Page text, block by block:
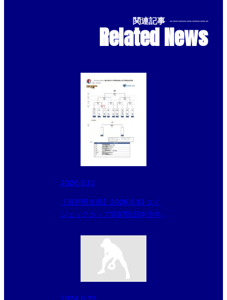
関連記事 --------------
Related News
2026.6.13
【長野県支部】2026.6.13 エイ
ジェックカップ第57回日本少年
選 1回戦
2024.6.22